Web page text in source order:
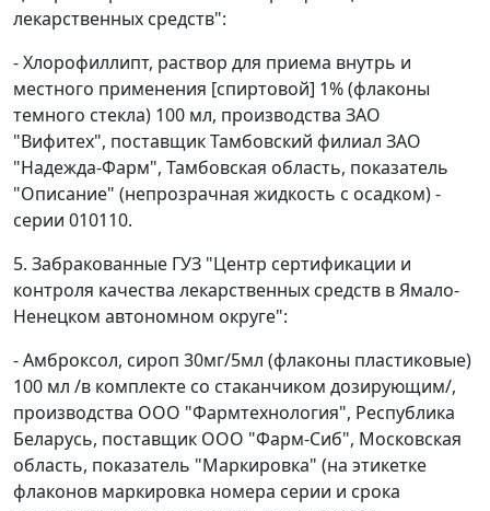
лекарственных средств":
- Хлорофиллипт, раствор для приема внутрь и
местного применения [спиртовой] 1% (флаконы
темного стекла) 100 мл, производства ЗАО
"Вифитех", поставщик Тамбовский филиал ЗАО
"Надежда-Фарм", Тамбовская область, показатель
"Описание" (непрозрачная жидкость с осадком) -
серии 010110.
5. Забракованные ГУЗ "Центр сертификации и
контроля качества лекарственных средств в Ямало-
Ненецком автономном округе":
- Амброксол, сироп 30мг/5мл (флаконы пластиковые)
100 мл /в комплекте со стаканчиком дозирующим/,
производства ООО "Фармтехнология", Республика
Беларусь, поставщик ООО "Фарм-Сиб", Московская
область, показатель "Маркировка" (на этикетке
флаконов маркировка номера серии и срока